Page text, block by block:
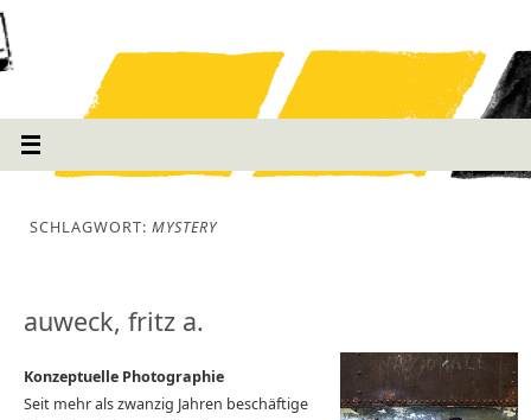
SCHLAGWORT: MYSTERY
auweck, fritz a.
Konzeptuelle Photographie
Seit mehr als zwanzig Jahren beschäftige